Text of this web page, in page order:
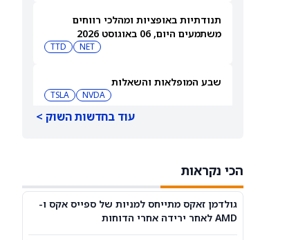
תנודתיות באופציות ומהלכי רווחים
משתמעים היום, 06 באוגוסט 2026
NET
TTD
שבע המופלאות והשאלות
NVDA
TSLA
מניית סנדיסק (SNDK) נופלת ב-10%
למרות תוצאות טובות מהצפוי ברבעון
הרביעי. מה הלחיץ את המשקיעים?
עוד בחדשות השוק >
הכי נקראות
גולדמן זאקס מתייחס למניות של ספייס אקס ו-
AMD לאחר ירידה אחרי הדוחות